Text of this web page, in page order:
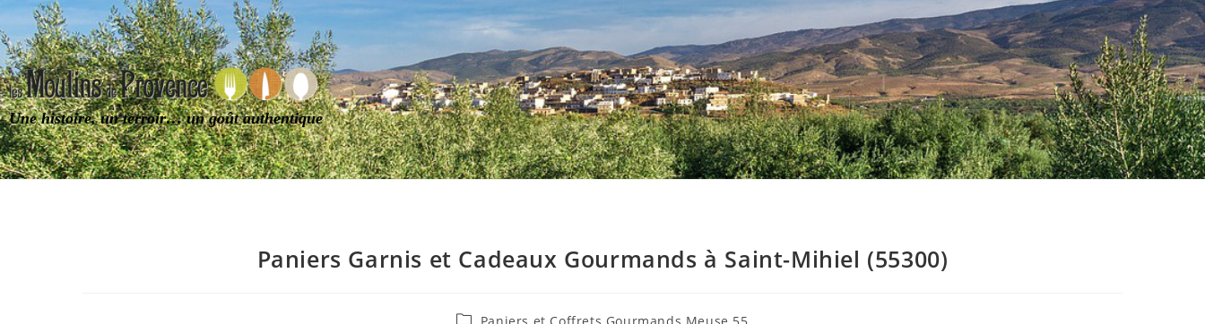
Une histoire, un terroir… un goût authentique
Paniers Garnis et Cadeaux Gourmands à Saint-Mihiel (55300)